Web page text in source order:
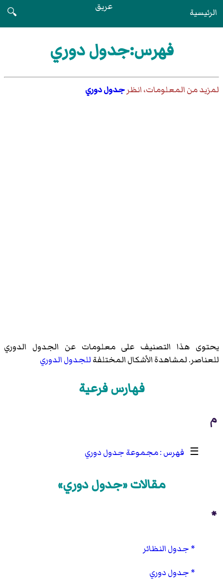
الرئيسية عريق
🔍
فهرس:جدول دوري
لمزيد من المعلومات، انظرجدول دوري
يحتوى هذا التصنيف على معلومات عن الجدول الدوري
للعناصر. لمشاهدة الأشكال المختلفةللجدول الدوري
فهارس فرعية
م
☰ مجموعة جدول دوري
مقالات «جدول دوري»
*
جدول النظائر
جدول دوري